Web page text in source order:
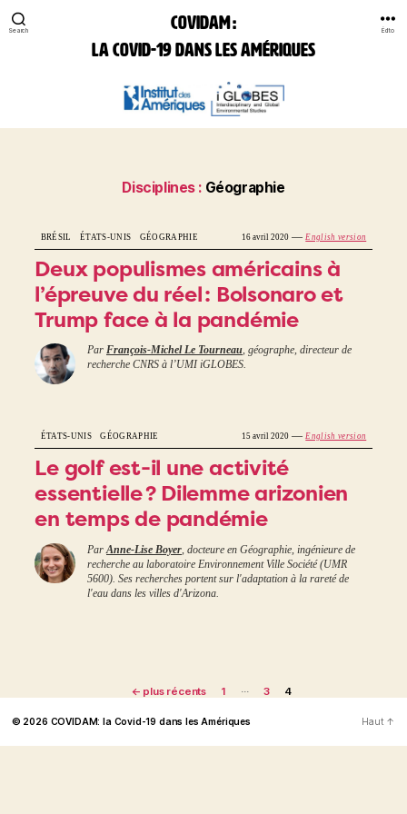
Search
COVIDAM :
la Covid-19 dans les Amériques
les
Amériques
Édito
Disciplines : Géographie
BRÉSIL ÉTATS-UNIS GÉOGRAPHIE 16 avril 2020 —English version
Deux populismes américains à
l’épreuve du réel : Bolsonaro et
Trump face à la pandémie
Par François-Michel Le Tourneau, géographe, directeur de
recherche CNRS à l’UMI iGLOBES.
ÉTATS-UNIS GÉOGRAPHIE 15 avril 2020 —English version
Le golf est-il une activité
essentielle ? Dilemme arizonien
en temps de pandémie
ParAnne-Lise Boyer, docteure en Géographie, ingénieure de
recherche au laboratoire Environnement Ville Société (UMR
5600). Ses recherches portent sur l'adaptation à la rareté de
l'eau dans les villes d'Arizona.
articles
← plus récents 1 3 4
© 2026 COVIDAM: la Covid-19 dans les Amériques Haut ↑